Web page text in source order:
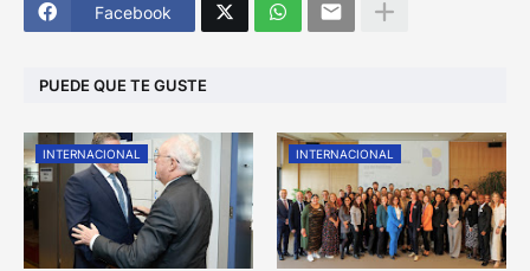
Facebook
PUEDE QUE TE GUSTE
INTERNACIONAL INTERNACIONAL